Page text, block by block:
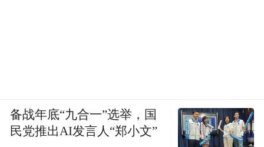
备战年底“九合一”选举，国
民党推出AI发言人“郑小文”